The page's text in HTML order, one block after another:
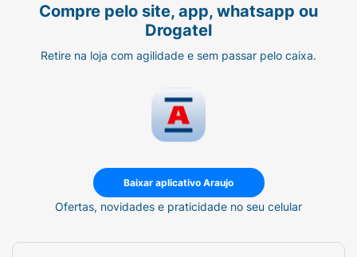
Compre pelo site, app, whatsapp ou
Drogatel
Retire na loja com agilidade e sem passar pelo caixa.
Baixar aplicativo Araujo
Ofertas, novidades e praticidade no seu celular